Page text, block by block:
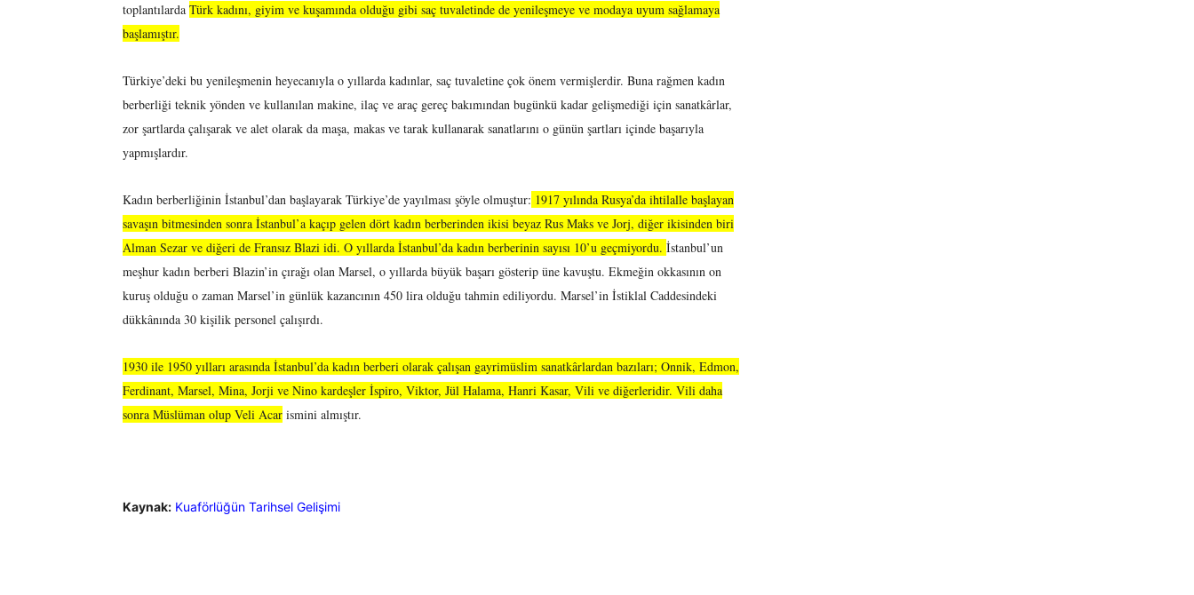
toplantılarda Türk kadını, giyim ve kuşamında olduğu gibi saç tuvaletinde de yenileşmeye ve modaya uyum sağlamaya
başlamıştır.
Türkiye’deki bu yenileşmenin heyecanıyla o yıllarda kadınlar, saç tuvaletine çok önem vermişlerdir. Buna rağmen kadın
berberliği teknik yönden ve kullanılan makine, ilaç ve araç gereç bakımından bugünkü kadar gelişmediği için sanatkârlar,
zor şartlarda çalışarak ve alet olarak da maşa, makas ve tarak kullanarak sanatlarını o günün şartları içinde başarıyla
yapmışlardır.
Kadın berberliğinin İstanbul’dan başlayarak Türkiye’de yayılması şöyle olmuştur: 1917 yılında Rusya’da ihtilalle başlayan
savaşın bitmesinden sonra İstanbul’a kaçıp gelen dört kadın berberinden ikisi beyaz Rus Maks ve Jorj, diğer ikisinden biri
Alman Sezar ve diğeri de Fransız Blazi idi. O yıllarda İstanbul’da kadın berberinin sayısı 10’u geçmiyordu. İstanbul’un
meşhur kadın berberi Blazin’in çırağı olan Marsel, o yıllarda büyük başarı gösterip üne kavuştu. Ekmeğin okkasının on
kuruş olduğu o zaman Marsel’in günlük kazancının 450 lira olduğu tahmin ediliyordu. Marsel’in İstiklal Caddesindeki
dükkânında 30 kişilik personel çalışırdı.
1930 ile 1950 yılları arasında İstanbul’da kadın berberi olarak çalışan gayrimüslim sanatkârlardan bazıları; Onnik, Edmon,
Ferdinant, Marsel, Mina, Jorji ve Nino kardeşler İspiro, Viktor, Jül Halama, Hanri Kasar, Vili ve diğerleridir. Vili daha
sonra Müslüman olup Veli Acar ismini almıştır.
Kaynak: Kuaförlüğün Tarihsel Gelişimi